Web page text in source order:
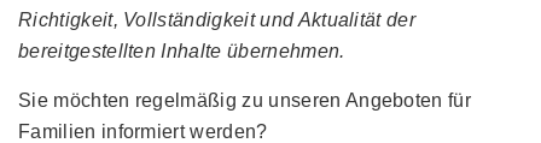
Richtigkeit, Vollständigkeit und Aktualität der
bereitgestellten Inhalte übernehmen.
Sie möchten regelmäßig zu unseren Angeboten für
Familien informiert werden?